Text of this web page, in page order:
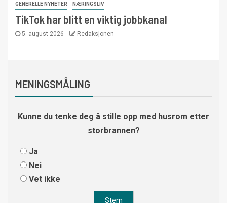
GENERELLE NYHETER NÆRINGSLIV
TikTok har blitt en viktig jobbkanal
5. august 2026 Redaksjonen
MENINGSMÅLING
Kunne du tenke deg å stille opp med husrom etter
storbrannen?
Ja
Nei
Vet ikke